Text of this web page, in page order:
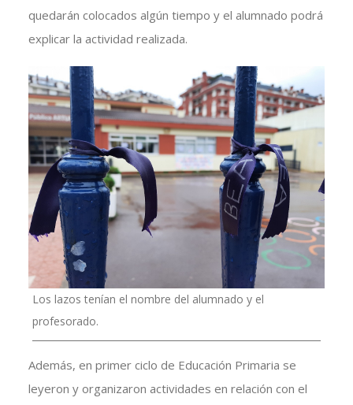
quedarán colocados algún tiempo y el alumnado podrá
explicar la actividad realizada.
Los lazos tenían el nombre del alumnado y el
profesorado.
Además, en primer ciclo de Educación Primaria se
leyeron y organizaron actividades en relación con el